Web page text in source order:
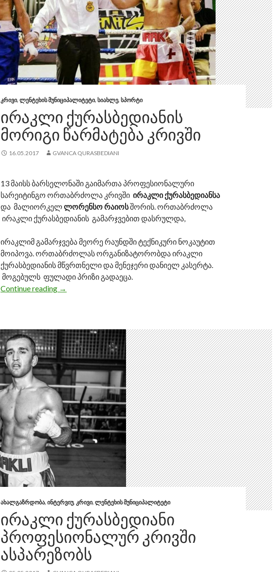
ᲙᲠᲘᲕᲘ, ᲚᲔᲜᲢᲔᲮᲘᲡ ᲛᲣᲜᲘᲪᲘᲞᲐᲚᲘᲢᲔᲢᲘ, ᲡᲘᲐᲮᲚᲔ, ᲡᲞᲝᲠᲢᲘ
ᲘᲠᲐᲙᲚᲘ ᲥᲣᲠᲐᲡᲑᲔᲓᲘᲐᲜᲘᲡ
ᲛᲝᲠᲘᲒᲘ ᲬᲐᲠᲛᲐᲢᲔᲑᲐ ᲙᲠᲘᲕᲨᲘ
16.05.2017 GVANCA QURASBEDIANI
13 მაისს ბარსელონაში გაიმართა პროფესიონალური
სარეიტინგო ორთაბრძოლა კრივში ირაკლი ქურასბედიანსა
და მალიორკელლორენსო რაიოსშორის. ორთაბრძოლა
ირაკლი ქურასბედიანის გამარჯვებით დასრულდა,
ირაკლიმ გამარჯვება მეორე რაუნდში ტექნიკური ნოკაუტით
მოიპოვა. ორთაბრძოლას ორგანიზატორობდა ირაკლი
ქურასბედიანის მწვრთნელი და მენეჯერი დანიელ კასერტა.
მოგებულს ფულადი პრიზი გადაეცა.
Continue reading ირაკლი ქურასბედიანის მორიგი წარმატება კრივში
→
ᲐᲮᲐᲚᲒᲐᲖᲠᲓᲝᲑᲐ, ᲘᲜᲢᲔᲠᲕᲘᲣ, ᲙᲠᲘᲕᲘ, ᲚᲔᲜᲢᲔᲮᲘᲡ ᲛᲣᲜᲘᲪᲘᲞᲐᲚᲘᲢᲔᲢᲘ
ᲘᲠᲐᲙᲚᲘ ᲥᲣᲠᲐᲡᲑᲔᲓᲘᲐᲜᲘ
ᲞᲠᲝᲤᲔᲡᲘᲝᲜᲐᲚᲣᲠ ᲙᲠᲘᲕᲨᲘ
ᲐᲡᲞᲐᲠᲔᲖᲝᲑᲡ